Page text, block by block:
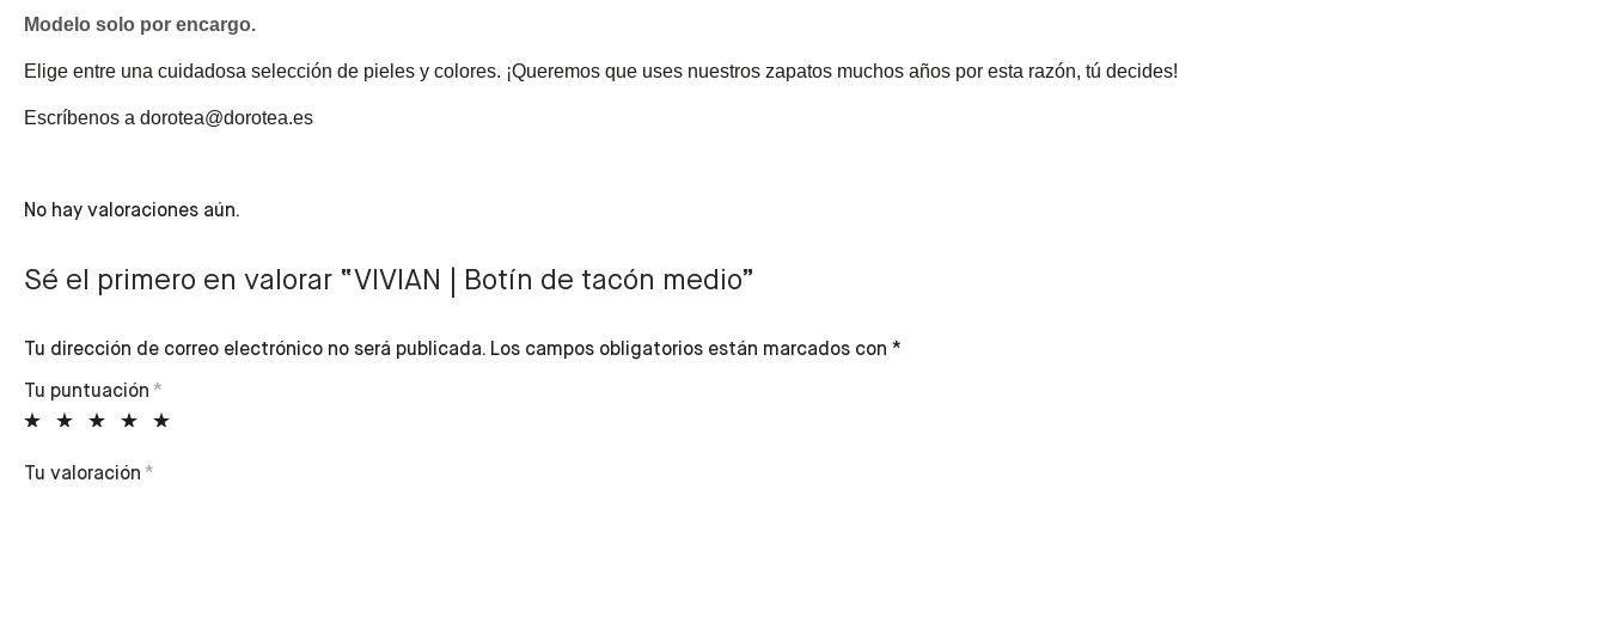
Modelo solo por encargo.
Elige entre una cuidadosa selección de pieles y colores. ¡Queremos que uses nuestros zapatos muchos años por esta razón, tú decides!
Escríbenos a dorotea@dorotea.es
No hay valoraciones aún.
Sé el primero en valorar “VIVIAN | Botín de tacón medio”
Tu dirección de correo electrónico no será publicada. Los campos obligatorios están marcados con *
Tu puntuación *
Tu valoración *